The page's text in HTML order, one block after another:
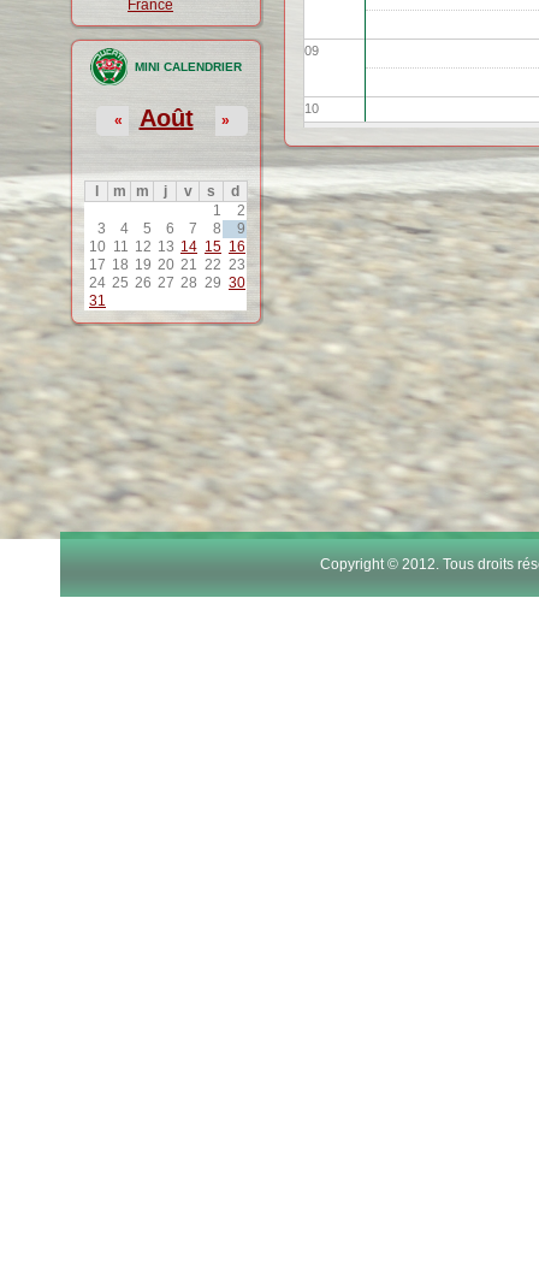
France
MINI CALENDRIER
Août
« »
m m j v s
d
1
2
3
4 5 6 7 8
9
10 11 12 13 14 15 16
17 18 19 20 21 22 23
24 25 26 27 28 29 30
31
09
10
11
12
13
15
17
Copyright © 2012. Tous droits